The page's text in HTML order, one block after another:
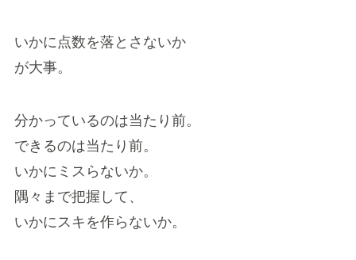
いかに点数を落とさないか
が大事。
分かっているのは当たり前。
できるのは当たり前。
いかにミスらないか。
隅々まで把握して、
いかにスキを作らないか。